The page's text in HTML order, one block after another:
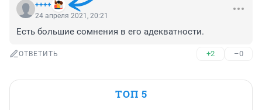
++++
24 апреля 2021, 20:21
Есть большие сомнения в его адекватности.
ОТВЕТИТЬ +2 –0
ТОП 5